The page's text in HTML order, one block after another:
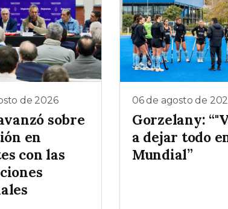
de 2026
sobre
en
con las
06 de agosto de
Gorzelany:
a dejar todo
Mundial”